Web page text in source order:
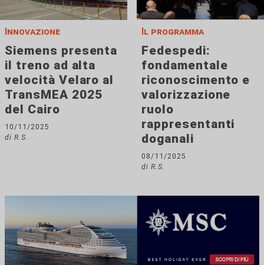
Innovazione
Siemens presenta
il treno ad alta
velocità Velaro al
TransMEA 2025
del Cairo
10/11/2025
di R.S.
Il programma
Fedespedi:
fondamentale
riconoscimento e
valorizzazione
ruolo
rappresentanti
doganali
08/11/2025
di R.S.